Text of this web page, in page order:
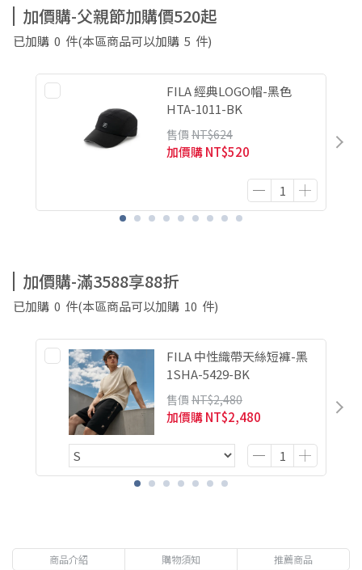
加價購-父親節加購價520起
已加購 0 件(本區商品可以加購 5 件)
FILA 經典LOGO帽-黑色
HTA-1011-BK
售價 NT$624
加價購NT$520
加價購-滿3588享88折
已加購 0 件(本區商品可以加購 10 件)
FILA 中性織帶天絲短褲-黑
1SHA-5429-BK
售價 NT$2,480
加價購NT$2,480
商品介紹 購物須知 推薦商品